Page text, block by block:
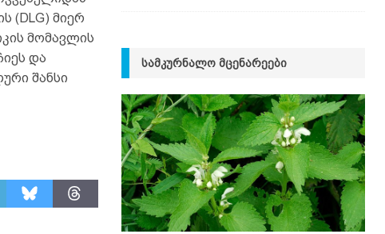
(DLG) მიერ
მომავლის
და
შანსი
ᲡᲐᲛᲙᲣᲠᲜᲐᲚᲝ ᲛᲪᲔᲜᲐᲠᲔᲔᲑᲘ